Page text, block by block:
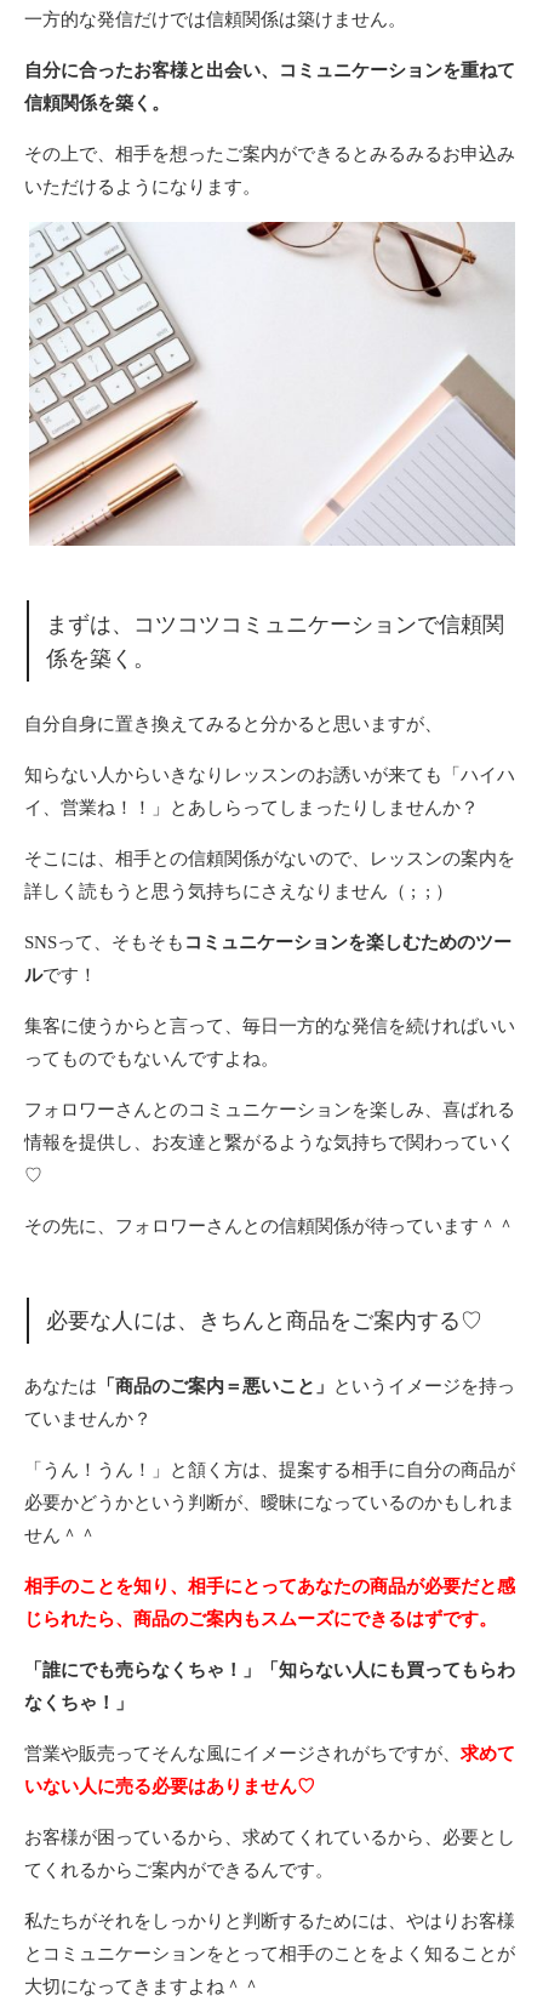
一方的な発信だけでは信頼関係は築けません。
自分に合ったお客様と出会い、コミュニケーションを重ねて
信頼関係を築く。
その上で、相手を想ったご案内ができるとみるみるお申込み
いただけるようになります。
まずは、コツコツコミュニケーションで信頼関
係を築く。
自分自身に置き換えてみると分かると思いますが、
知らない人からいきなりレッスンのお誘いが来ても「ハイハ
イ、営業ね！！」とあしらってしまったりしませんか？
そこには、相手との信頼関係がないので、レッスンの案内を
詳しく読もうと思う気持ちにさえなりません（ ; ; ）
SNSって、そもそも コミュニケーションを楽しむためのツー
ルです！
集客に使うからと言って、毎日一方的な発信を続ければいい
ってものでもないんですよね。
フォロワーさんとのコミュニケーションを楽しみ、喜ばれる
情報を提供し、お友達と繋がるような気持ちで関わっていく
♡
その先に、フォロワーさんとの信頼関係が待っています＾＾
必要な人には、きちんと商品をご案内する♡
あなたは 「商品のご案内＝悪いこと」
というイメージを持っ
ていませんか？
「うん！うん！」と頷く方は、提案する相手に自分の商品が
必要かどうかという判断が、曖昧になっているのかもしれま
せん＾＾
相手のことを知り、相手にとってあなたの商品が必要だと感
じられたら、商品のご案内もスムーズにできるはずです。
「誰にでも売らなくちゃ！」「知らない人にも買ってもらわ
なくちゃ！」
営業や販売ってそんな風にイメージされがちですが、 求めて
いない人に売る必要はありません♡
お客様が困っているから、求めてくれているから、必要とし
てくれるからご案内ができるんです。
私たちがそれをしっかりと判断するためには、やはりお客様
とコミュニケーションをとって相手のことをよく知ることが
大切になってきますよね＾＾